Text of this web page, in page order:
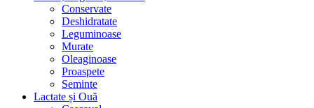
Conservate
Deshidratate
Leguminoase
Murate
Oleaginoase
Proaspete
Seminte
Lactate și Ouă